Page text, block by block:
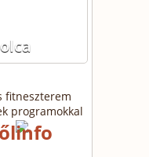
fitneszterem
programokkal